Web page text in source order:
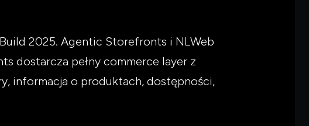
2025. Agentic Storefronts i NLWeb
dostarcza pełny commerce layer z
informacja o produktach, dostępności,